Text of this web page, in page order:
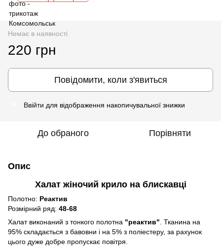
Немає в наявності
220 грн
Повідомити, коли з'явиться
Ввійти для відображення накопичувальної знижки
До обраного Порівняти
Опис
Халат жіночий крило на блискавці
Полотно: Реактив
Розмірний ряд: 48-68
Халат виконаний з тонкого полотна "реактив" . Тканина на
95% складається з бавовни і на 5% з поліестеру, за рахунок
цього дуже добре пропускає повітря.